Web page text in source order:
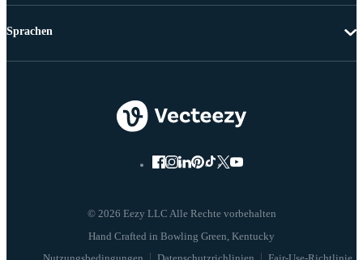
© 2026 Eezy LLC Alle Rechte vorbehalten
Sprachen